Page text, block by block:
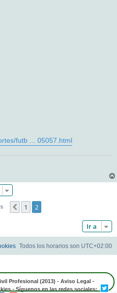
futb ... 05057.html
Anterior
1 2
Ir a
Todos los horarios son UTC+02:00
Profesional (2013) - Aviso Legal -
- Síguenos en las redes sociales: